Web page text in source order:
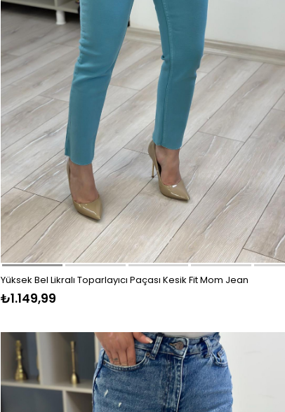
Yüksek Bel Likralı Toparlayıcı Paçası Kesik Fit Mom Jean
BEBE MAVİ
₺1.149,99